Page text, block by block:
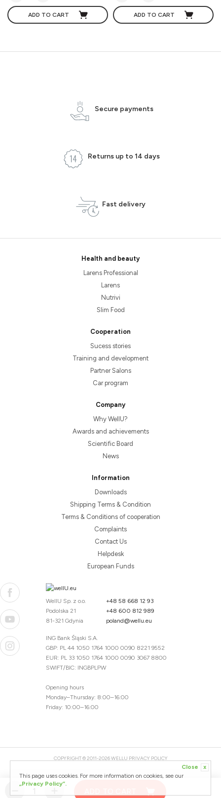
This page uses cookies. For more information on cookies, see our
Close x
„Privacy Policy”.
ADD TO CART ADD TO CART
Secure payments
Returns up to 14 days
Fast delivery
Health and beauty
Larens Professional
Larens
Nutrivi
Slim Food
Cooperation
Sucess stories
Training and development
Partner Salons
Car program
Company
Why WellU?
Awards and achievements
Scientific Board
News
Information
Downloads
Shipping Terms & Condition
Terms & Conditions of cooperation
Complaints
Contact Us
Helpdesk
European Funds
WellU Sp. z o.o.
Podolska 21
81-321 Gdynia
+48 58 668 12 93
+48 600 812 989
poland@wellu.eu
ING Bank Śląski S.A.
GBP: PL 44 1050 1764 1000 0090 8221 9552
EUR: PL 33 1050 1764 1000 0090 3067 8800
SWIFT/BIC: INGBPLPW
Opening hours
Monday–Thursday: 8:00–16:00
Friday: 10:00–16:00
COPYRIGHT © 2011-2026 WELLU PRIVACY POLICY